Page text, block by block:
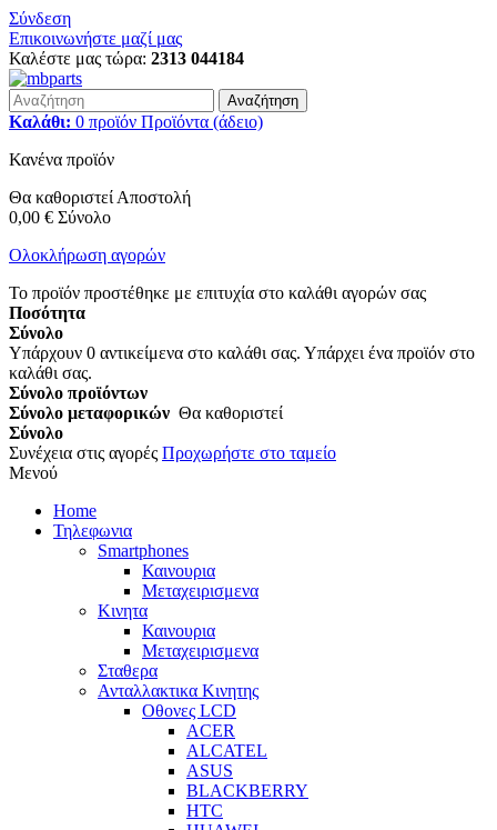
Σύνδεση
Επικοινωνήστε μαζί μας
Καλέστε μας τώρα: 2313 044184
Αναζήτηση
Καλάθι: 0 προϊόν Προϊόντα (άδειο)
Κανένα προϊόν
Θα καθοριστεί Αποστολή
0,00 € Σύνολο
Ολοκλήρωση αγορών
Το προϊόν προστέθηκε με επιτυχία στο καλάθι αγορών σας
Ποσότητα
Σύνολο
Υπάρχουν 0 αντικείμενα στο καλάθι σας. Υπάρχει ένα προϊόν στο
καλάθι σας.
Σύνολο προϊόντων
Σύνολο μεταφορικών Θα καθοριστεί
Σύνολο
Συνέχεια στις αγορές Προχωρήστε στο ταμείο
Μενού
Home
Τηλεφωνια
Smartphones
Καινουρια
Μεταχειρισμενα
Κινητα
Καινουρια
Μεταχειρισμενα
Σταθερα
Ανταλλακτικα Κινητης
Οθονες LCD
ACER
ALCATEL
ASUS
BLACKBERRY
HTC